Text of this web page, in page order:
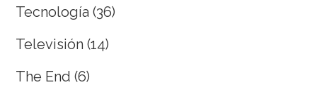
Tecnología (36)
Televisión (14)
The End (6)